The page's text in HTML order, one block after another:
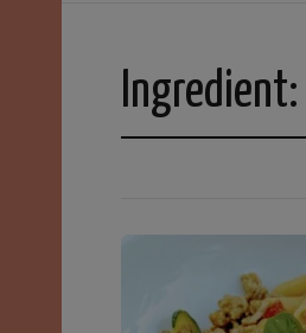
Ingredient: